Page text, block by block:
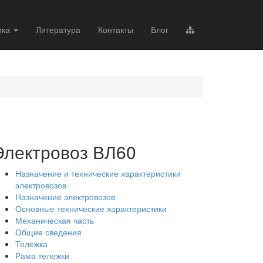
Литература Контакты Блог
ВЛ60
Назначение и технические характеристики
электровозов
Назначение электровозов
Основные технические характеристики
Механическая часть
Общие сведения
Тележка
Рама тележки